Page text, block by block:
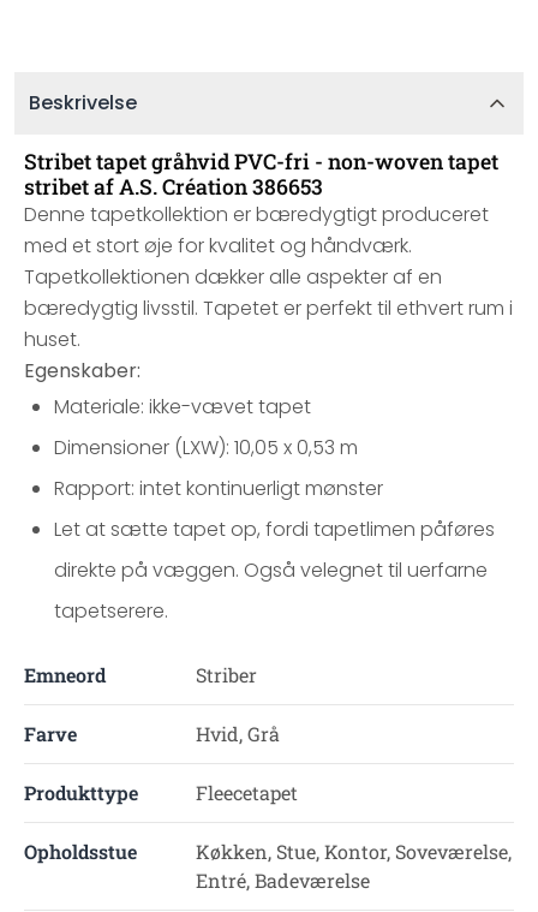
Beskrivelse
Stribet tapet gråhvid PVC-fri - non-woven tapet
stribet af A.S. Création 386653
Denne tapetkollektion er bæredygtigt produceret
med et stort øje for kvalitet og håndværk.
Tapetkollektionen dækker alle aspekter af en
bæredygtig livsstil. Tapetet er perfekt til ethvert rum i
huset.
Egenskaber:
Materiale: ikke-vævet tapet
Dimensioner (LXW): 10,05 x 0,53 m
Rapport: intet kontinuerligt mønster
Let at sætte tapet op, fordi tapetlimen påføres
direkte på væggen. Også velegnet til uerfarne
tapetserere.
Emneord Striber
Farve Hvid, Grå
Produkttype Fleecetapet
Opholdsstue
Køkken, Stue, Kontor, Soveværelse,
Entré, Badeværelse